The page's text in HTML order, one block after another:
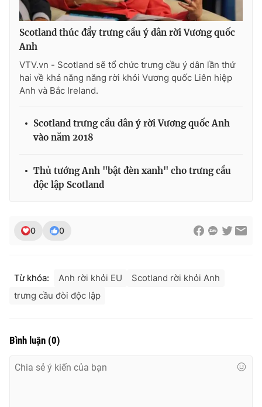
Giấy phép hoạt động báo in và báo điện tử số 483/GP-BTTTT
cấp ngày 29/12/2023
Phó Tổng Biên tập:
Nguyễn Thị Mỹ Hạnh, Phạm Quốc Thắng,
Nguyễn Trọng Ninh
toasoan@vtv.vn
Liên hệ quảng cáo:024-7300.7108
Scotland thúc đẩy trưng cầu ý dân rời Vương quốc
Anh
VTV.vn - Scotland sẽ tổ chức trưng cầu ý dân lần thứ
hai về khả năng năng rời khỏi Vương quốc Liên hiệp
Anh và Bắc Ireland.
Scotland trưng cầu dân ý rời Vương quốc Anh
vào năm 2018
Thủ tướng Anh "bật đèn xanh" cho trưng cầu
độc lập Scotland
0 0
Từ khóa: Anh rời khỏi EU
Scotland rời khỏi Anh
trưng cầu đòi độc lập
Bình luận (0)